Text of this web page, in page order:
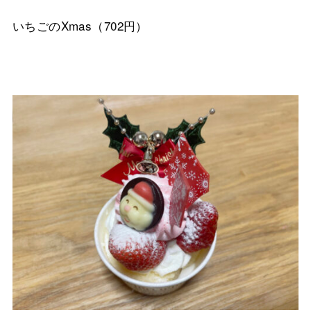
いちごのXmas（702円）